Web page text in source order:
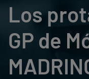
Los
GP de